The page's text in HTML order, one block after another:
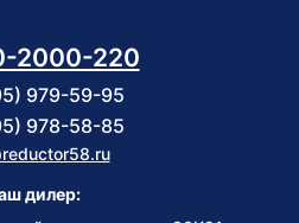
2000-220
979-59-95
978-58-85
дилер: